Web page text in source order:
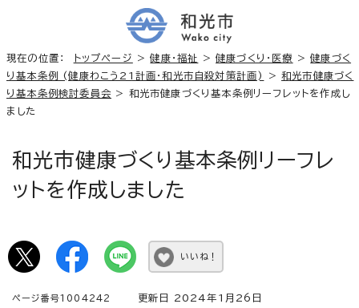
現在の位置： トップページ >健康・福祉 >健康づくり・医療 >健康づく
り基本条例 (健康わこう21計画・和光市自殺対策計画)
>和光市健康づく
り基本条例検討委員会 > 和光市健康づくり基本条例リーフレットを作成し
ました
和光市健康づくり基本条例リーフレ
ットを作成しました
いいね！
ページ番号1004242 更新日 2024年1月26日